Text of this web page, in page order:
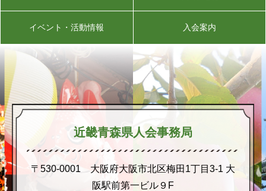
イベント・活動情報 入会案内
近畿青森県人会事務局
〒530-0001 大阪府大阪市北区梅田1丁目3-1 大
阪駅前第一ビル９F